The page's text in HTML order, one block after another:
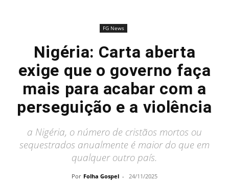
FG News
Nigéria: Carta aberta
exige que o governo faça
mais para acabar com a
perseguição e a violência
a Nigéria, o número de cristãos mortos ou
sequestrados anualmente é maior do que em
qualquer outro país.
Por Folha Gospel - 24/11/2025